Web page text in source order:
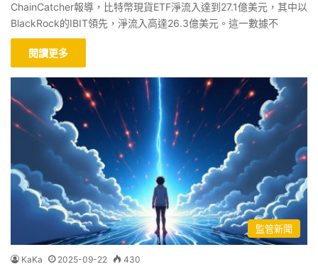
ChainCatcher報導，比特幣現貨ETF淨流入達到27.1億美元，其中以
BlackRock的IBIT領先，淨流入高達26.3億美元。這一數據不
閱讀更多
監管新聞
KaKa 2025-09-22 430